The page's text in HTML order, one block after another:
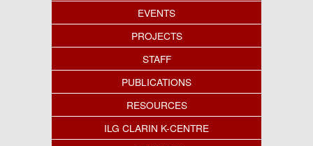
EVENTS
PROJECTS
STAFF
PUBLICATIONS
RESOURCES
ILG CLARIN K-CENTRE